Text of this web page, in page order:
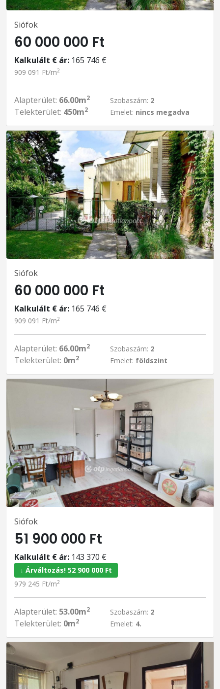
Siófok
60 000 000 Ft
Kalkulált € ár: 165 746 €
909 091 Ft/m2
Alapterület: 66.00m2
Telekterület: 450m2
Szobaszám: 2
Emelet: nincs megadva
Siófok
60 000 000 Ft
Kalkulált € ár: 165 746 €
909 091 Ft/m2
Alapterület: 66.00m2
Telekterület: 0m2
Szobaszám: 2
Emelet: földszint
Siófok
51 900 000 Ft
Kalkulált € ár: 143 370 €
↓ Árváltozás! 52 900 000 Ft
979 245 Ft/m2
Alapterület: 53.00m2
Telekterület: 0m2
Szobaszám: 2
Emelet: 4.